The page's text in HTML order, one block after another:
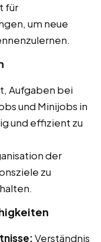
für
um neue
Aufgaben bei
und Minijobs in
und effizient zu
der
zu
Verständnis